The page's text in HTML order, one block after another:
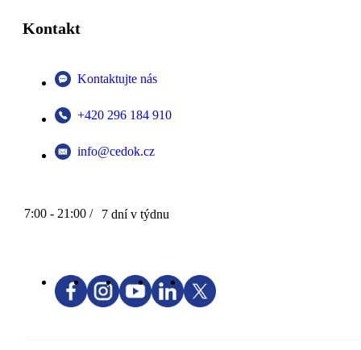
Kontakt
Kontaktujte nás
+420 296 184 910
info@cedok.cz
7:00 - 21:00 / 7 dní v týdnu